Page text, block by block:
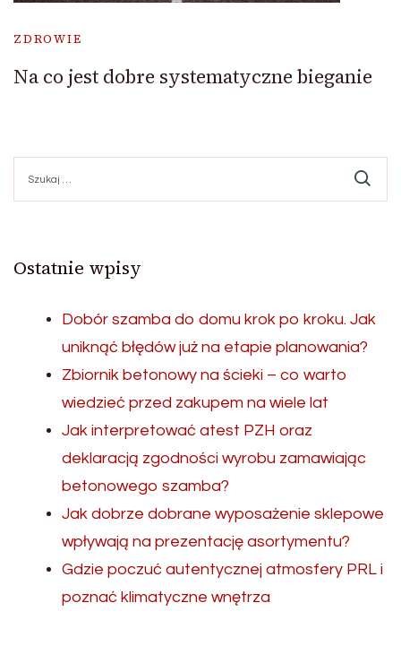
ZDROWIE
Na co jest dobre systematyczne bieganie
Ostatnie wpisy
Dobór szamba do domu krok po kroku. Jak
uniknąć błędów już na etapie planowania?
Zbiornik betonowy na ścieki – co warto
wiedzieć przed zakupem na wiele lat
Jak interpretować atest PZH oraz
deklaracją zgodności wyrobu zamawiając
betonowego szamba?
Jak dobrze dobrane wyposażenie sklepowe
wpływają na prezentację asortymentu?
Gdzie poczuć autentycznej atmosfery PRL i
poznać klimatyczne wnętrza